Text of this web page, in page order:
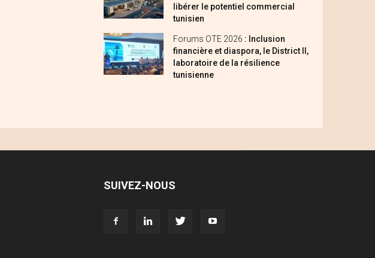
libérer le potentiel commercial
tunisien
Forums OTE 2026 : Inclusion
financière et diaspora, le District II,
laboratoire de la résilience
tunisienne
SUIVEZ-NOUS